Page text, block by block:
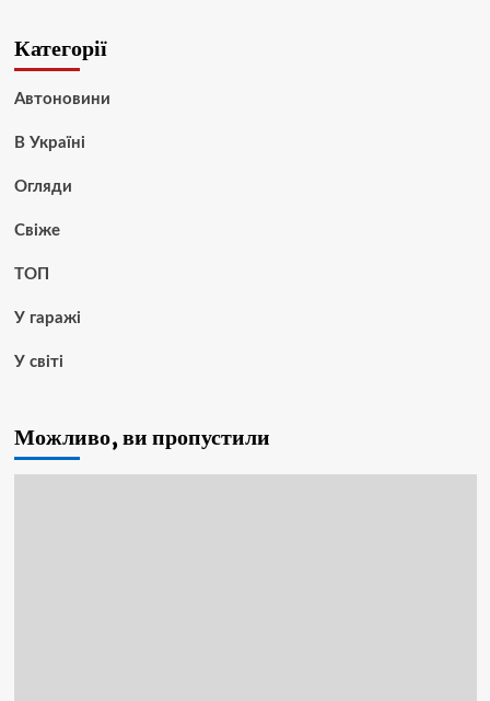
Категорії
Автоновини
В Україні
Огляди
Свіже
ТОП
У гаражі
У світі
Можливо, ви пропустили